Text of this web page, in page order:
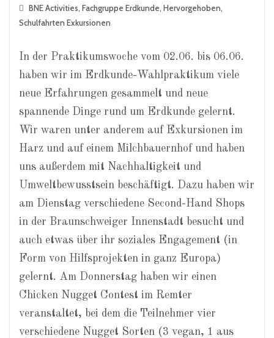
BNE Activities, Fachgruppe Erdkunde, Hervorgehoben,
Schulfahrten Exkursionen
In der Praktikumswoche vom 02.06. bis 06.06.
haben wir im Erdkunde-Wahlpraktikum viele
neue Erfahrungen gesammelt und neue
spannende Dinge rund um Erdkunde gelernt.
Wir waren unter anderem auf Exkursionen im
Harz und auf einem Milchbauernhof und haben
uns außerdem mit Nachhaltigkeit und
Umweltbewusstsein beschäftigt. Dazu haben wir
am Dienstag verschiedene Second-Hand Shops
in der Braunschweiger Innenstadt besucht und
auch etwas über ihr soziales Engagement (in
Form von Hilfsprojekten in ganz Europa)
gelernt. Am Donnerstag haben wir einen
Chicken Nugget Contest im Remter
veranstaltet, bei dem die Teilnehmer vier
verschiedene Nugget Sorten (3 vegan, 1 aus